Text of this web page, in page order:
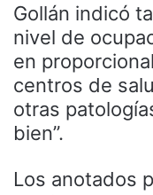
Gollán indicó
nivel de
en
centros de
otras
bien”.
Los anotados